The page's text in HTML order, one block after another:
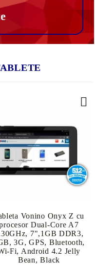
Vonino Onyx Z cu
Dual-Core A7
7",1GB DDR3,
3G, GPS, Bluetooth,
Fi, Android 4.2 Jelly
Bean, Black